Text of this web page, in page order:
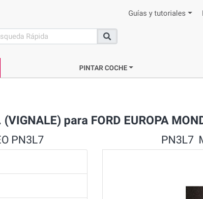
Guías y tutoriales
Buscar
PINTAR COCHE
para FORD EUROPA
PN3L7 PN3L7